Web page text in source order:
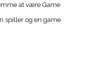
at være Game
spiller og en game